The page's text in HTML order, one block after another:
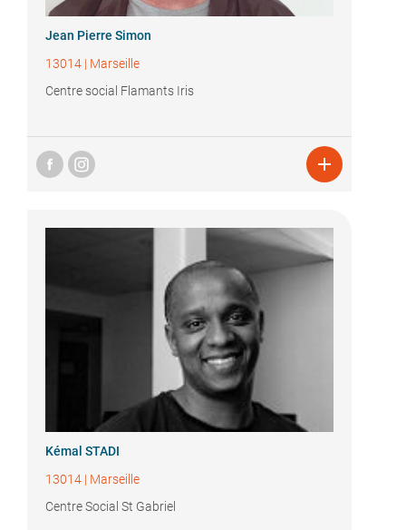
Jean Pierre Simon
13014 | Marseille
Centre social Flamants Iris

Kémal STADI
13014 | Marseille
Centre Social St Gabriel